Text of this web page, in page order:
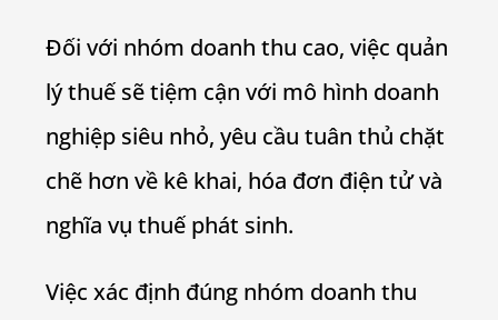
Đối với nhóm doanh thu cao, việc quản
lý thuế sẽ tiệm cận với mô hình doanh
nghiệp siêu nhỏ, yêu cầu tuân thủ chặt
chẽ hơn về kê khai, hóa đơn điện tử và
nghĩa vụ thuế phát sinh.
Việc xác định đúng nhóm doanh thu